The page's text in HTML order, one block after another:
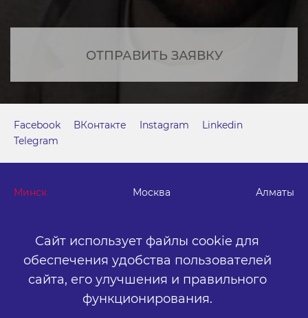
ОТПРАВИТЬ ЗАЯВКУ
Сайт использует файлы cookie для
обеспечения удобства пользователей
сайта, его улучшения и правильного
функционирования.
Минск Москва Алматы
г. Минск, м. "Парк Челюскинцев", бизнес-центр "Time"
ул. Толбухина, 2, эт. 5. ООО «Артокс Медиа», УНП
191445164
+375 (17) 388-72-73
info@artox-media.by
Facebook ВКонтакте Instagram
Linkedin
Telegram